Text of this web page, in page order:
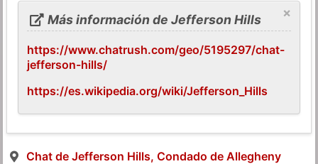
×
Más información de Jefferson Hills
https://www.chatrush.com/geo/5195297/chat-
jefferson-hills/
https://es.wikipedia.org/wiki/Jefferson_Hills
Chat de Jefferson Hills, Condado de Allegheny